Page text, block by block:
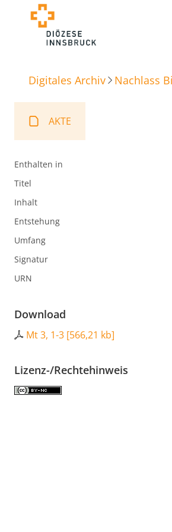
Digitales Archiv Nachlass
AKTE
Enthalten in
Titel
Inhalt
Entstehung
Umfang
Signatur
URN
Download
Mt 3, 1-3 [566,21 kb]
Lizenz-/Rechtehinweis